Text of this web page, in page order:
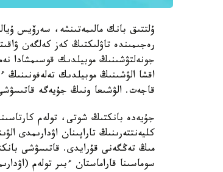
رەجىمىندە تاۋلىكتىڭ كەز كەلگەن
جونەلتۋشىنىڭ موبيلدىك قوسىمشادا
اقشا الۋشىنىڭ موبيلدىك تەلەفونىنىڭ
قاجەت. الۋشىعا ونىڭ جۇيەگە
جۇيەدە بانكتىڭ شوتى، تولەم
مىڭ تەڭگەنى قۇرايدى. قاتىسۋشى
سوماسىنا قاراماستان ءبىر تولەم (اۋدارىم) ءۇشىن 1